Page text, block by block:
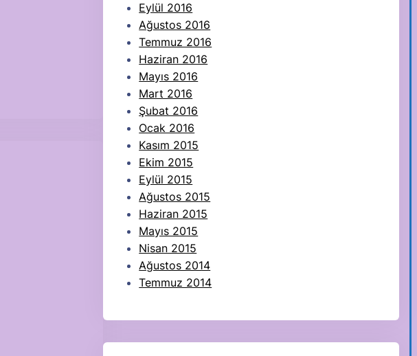
Eylül 2016
Ağustos 2016
Temmuz 2016
Haziran 2016
Mayıs 2016
Mart 2016
Şubat 2016
Ocak 2016
Kasım 2015
Ekim 2015
Eylül 2015
Ağustos 2015
Haziran 2015
Mayıs 2015
Nisan 2015
Ağustos 2014
Temmuz 2014